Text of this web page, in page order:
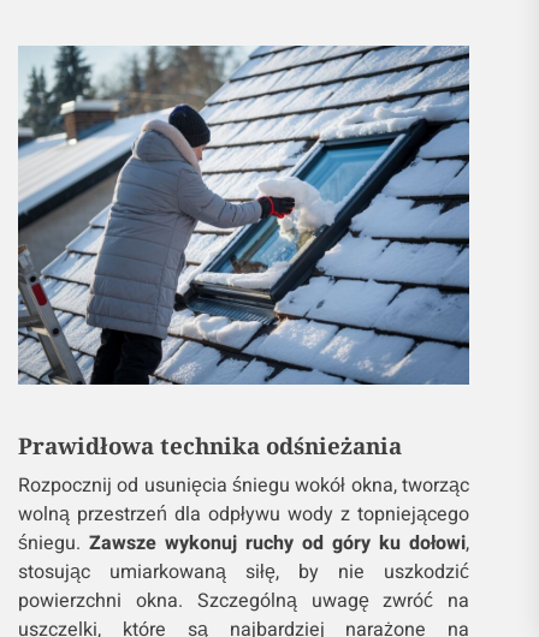
Prawidłowa technika odśnieżania
Rozpocznij od usunięcia śniegu wokół okna, tworząc
wolną przestrzeń dla odpływu wody z topniejącego
śniegu.Zawsze wykonuj ruchy od góry ku dołowi,
stosując umiarkowaną siłę, by nie uszkodzić
powierzchni okna. Szczególną uwagę zwróć na
uszczelki, które są najbardziej narażone na